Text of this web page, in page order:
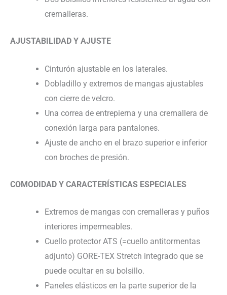
cremalleras.
AJUSTABILIDAD Y AJUSTE
Cinturón ajustable en los laterales.
Dobladillo y extremos de mangas ajustables
con cierre de velcro.
Una correa de entrepierna y una cremallera de
conexión larga para pantalones.
Ajuste de ancho en el brazo superior e inferior
con broches de presión.
COMODIDAD Y CARACTERÍSTICAS ESPECIALES
Extremos de mangas con cremalleras y puños
interiores impermeables.
Cuello protector ATS (=cuello antitormentas
adjunto) GORE-TEX Stretch integrado que se
puede ocultar en su bolsillo.
Paneles elásticos en la parte superior de la